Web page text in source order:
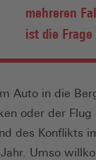
mehreren
ist die
Auto in die
oder der
des Konflikts
Umso